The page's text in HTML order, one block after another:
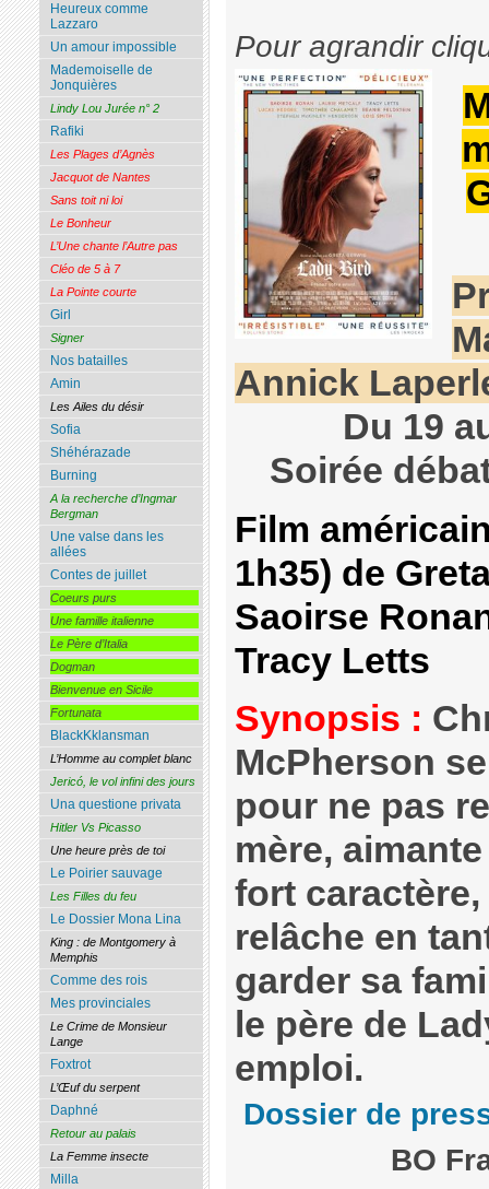
Pour agrandir
Annick
Du 19
Soirée
Film
1h35) de
Saoirse
Tracy Letts
Synopsis :
McPherson
pour ne pas
mère,
fort
relâche en
garder sa
le père de
emploi.
Dossier de
BO
Heureux comme
Lazzaro
Un amour impossible
Mademoiselle de
Jonquières
Lindy Lou Jurée n° 2
Rafiki
Les Plages d’Agnès
Jacquot de Nantes
Sans toit ni loi
Le Bonheur
L’Une chante l’Autre pas
Cléo de 5 à 7
La Pointe courte
Girl
Signer
Nos batailles
Amin
Les Ailes du désir
Sofia
Shéhérazade
Burning
A la recherche d’Ingmar
Bergman
Une valse dans les
allées
Contes de juillet
Coeurs purs
Une famille italienne
Le Père d’Italia
Dogman
Bienvenue en Sicile
Fortunata
BlackKklansman
L’Homme au complet blanc
Jericó, le vol infini des jours
Una questione privata
Hitler Vs Picasso
Une heure près de toi
Le Poirier sauvage
Les Filles du feu
Le Dossier Mona Lina
King : de Montgomery à
Memphis
Comme des rois
Mes provinciales
Le Crime de Monsieur
Lange
Foxtrot
L’Œuf du serpent
Daphné
Retour au palais
La Femme insecte
Milla